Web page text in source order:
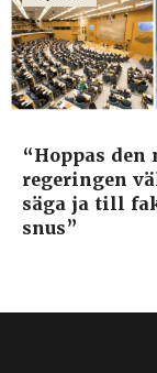
“Hoppas den
regeringen
säga ja till
snus”